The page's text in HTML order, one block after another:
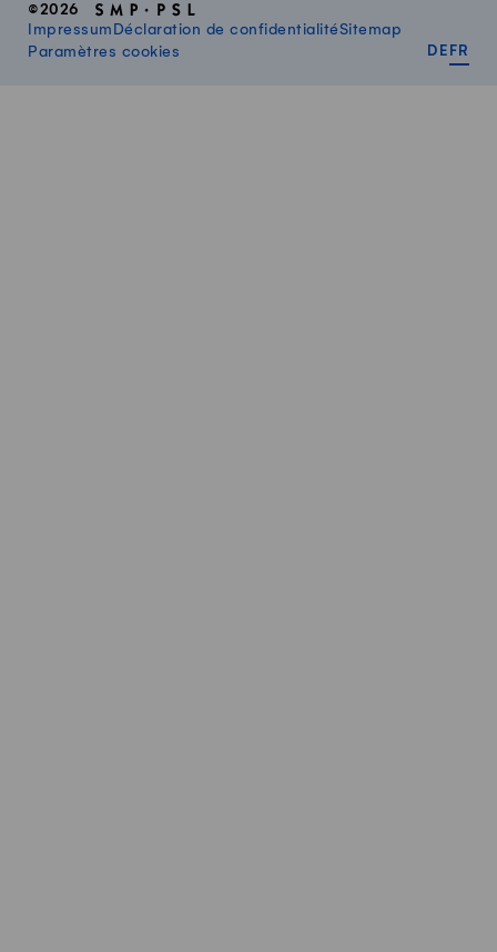
©2026
Impressum Déclaration de confidentialitéSitemap
Paramètres cookies
DE FR